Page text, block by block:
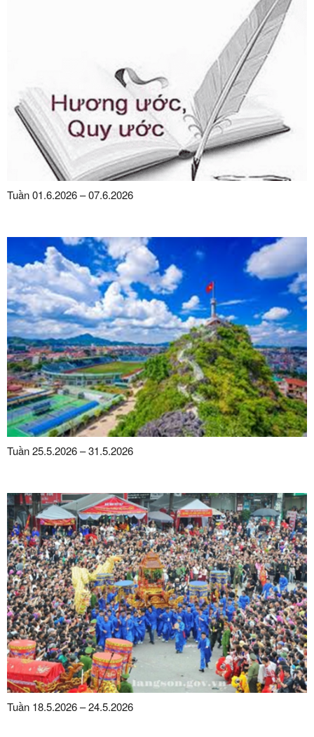
Tuần 01.6.2026 – 07.6.2026
Tuần 25.5.2026 – 31.5.2026
Tuần 18.5.2026 – 24.5.2026